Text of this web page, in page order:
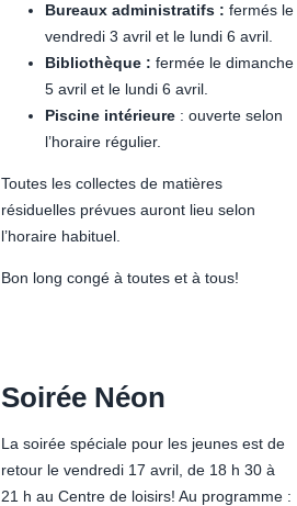
Bureaux administratifs : fermés le
vendredi 3 avril et le lundi 6 avril.
Bibliothèque : fermée le dimanche
5 avril et le lundi 6 avril.
Piscine intérieure : ouverte selon
l’horaire régulier.
Toutes les collectes de matières
résiduelles prévues auront lieu selon
l’horaire habituel.
Bon long congé à toutes et à tous!
Soirée Néon
La soirée spéciale pour les jeunes est de
retour le vendredi 17 avril, de 18 h 30 à
21 h au Centre de loisirs! Au programme :